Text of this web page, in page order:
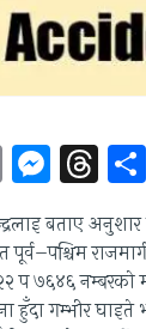
Email
बताए अनुशार
प ७६४६
हुँदा गम्भीर